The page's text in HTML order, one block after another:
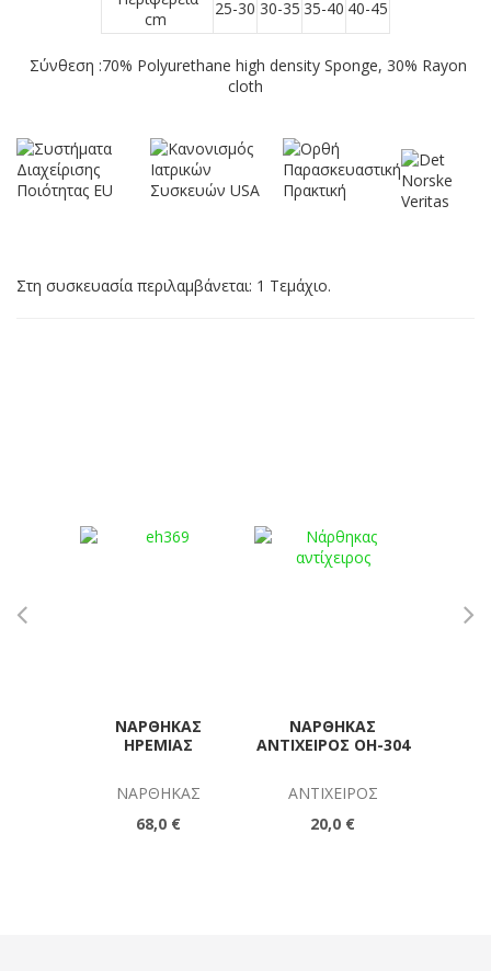
cm
25-30 30-35 35-40 40-45
Σύνθεση :70% Polyurethane high density Sponge, 30% Rayon
cloth
Στη συσκευασία περιλαμβάνεται: 1 Τεμάχιο.
ΝΆΡΘΗΚΑΣ
ΗΡΕΜΊΑΣ
ΝΆΡΘΗΚΑΣ
68,0 €
ΝΆΡΘΗΚΑΣ
ΑΝΤΊΧΕΙΡΟΣ OH-304
ΑΝΤΊΧΕΙΡΟΣ
20,0 €